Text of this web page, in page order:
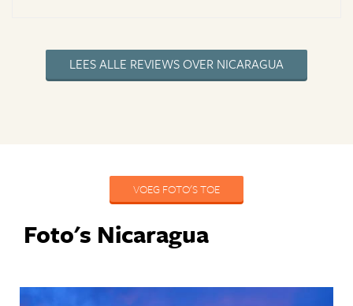
LEES ALLE REVIEWS OVER NICARAGUA
VOEG FOTO'S TOE
Foto's Nicaragua